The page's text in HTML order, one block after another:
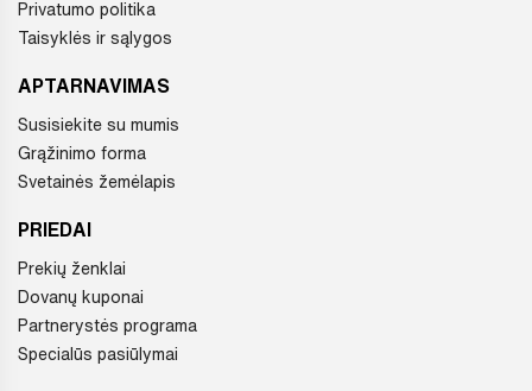
Privatumo politika
Taisyklės ir sąlygos
APTARNAVIMAS
Susisiekite su mumis
Grąžinimo forma
Svetainės žemėlapis
PRIEDAI
Prekių ženklai
Dovanų kuponai
Partnerystės programa
Specialūs pasiūlymai